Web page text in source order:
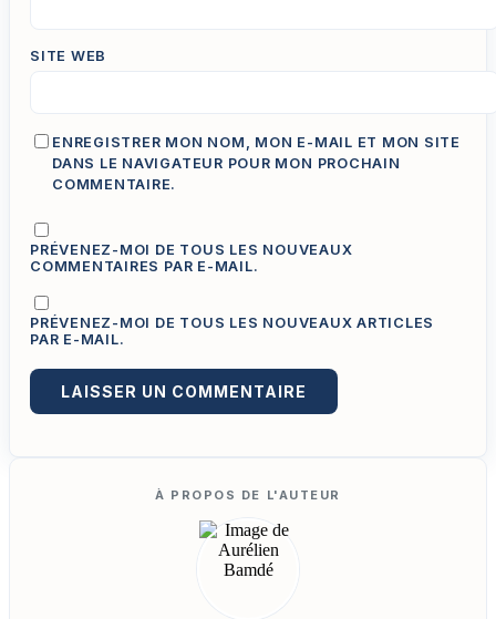
SITE WEB
ENREGISTRER MON NOM, MON E-MAIL ET MON SITE
DANS LE NAVIGATEUR POUR MON PROCHAIN
COMMENTAIRE.
PRÉVENEZ-MOI DE TOUS LES NOUVEAUX
COMMENTAIRES PAR E-MAIL.
PRÉVENEZ-MOI DE TOUS LES NOUVEAUX ARTICLES
PAR E-MAIL.